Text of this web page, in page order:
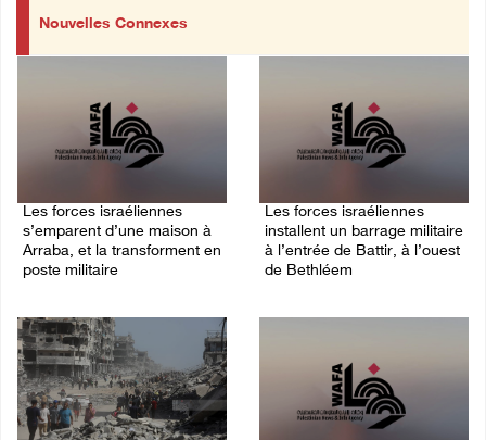
Nouvelles Connexes
Les forces israéliennes
s’emparent d’une maison à
Arraba, et la transforment en
poste militaire
Les forces israéliennes
installent un barrage militaire
à l’entrée de Battir, à l’ouest
de Bethléem